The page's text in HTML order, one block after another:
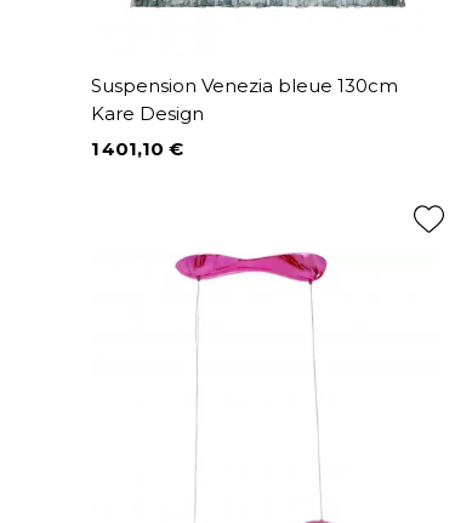
Suspension Venezia bleue 130cm
Kare Design
Prix
1 401,10 €